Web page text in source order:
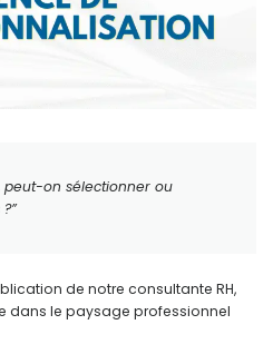
peut-on sélectionner ou
de notre consultante RH,
dans le paysage professionnel